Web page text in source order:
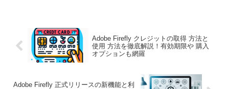
Adobe Firefly クレジットの取得 方法と
使用 方法を徹底解説！有効期限や 購入
オプションも網羅
Adobe Firefly 正式リリースの新機能と利